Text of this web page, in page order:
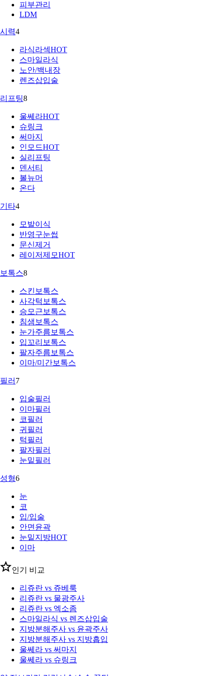
피부관리
LDM
시력4
라식라섹HOT
스마일라식
노안/백내장
렌즈삽입술
리프팅8
울쎄라HOT
슈링크
써마지
인모드HOT
실리프팅
덴서티
볼뉴머
온다
기타4
모발이식
반영구눈썹
문신제거
레이저제모HOT
보톡스8
스킨보톡스
사각턱보톡스
승모근보톡스
침샘보톡스
눈가주름보톡스
입꼬리보톡스
팔자주름보톡스
이마/미간보톡스
필러 7
입술필러
이마필러
코필러
귀필러
턱필러
팔자필러
눈밑필러
성형6
눈
코
입/입술
안면윤곽
눈밑지방HOT
이마
인기 비교
리쥬란 vs 쥬베룩
리쥬란 vs 물광주사
리쥬란 vs 엑소좀
스마일라식 vs 렌즈삽입술
지방분해주사 vs 윤곽주사
지방분해주사 vs 지방흡입
울쎄라 vs 써마지
울쎄라 vs 슈링크